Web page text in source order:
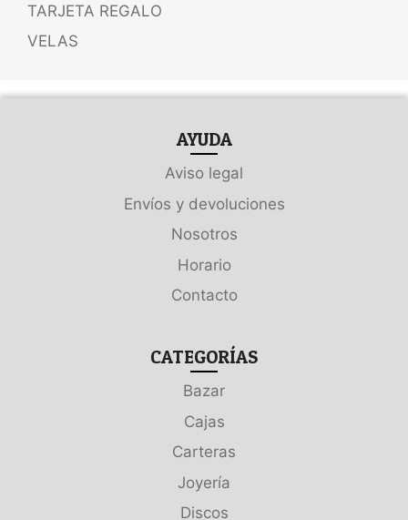
TARJETA REGALO
VELAS
AYUDA
Aviso legal
Envíos y devoluciones
Nosotros
Horario
Contacto
CATEGORÍAS
Bazar
Cajas
Carteras
Joyería
Discos